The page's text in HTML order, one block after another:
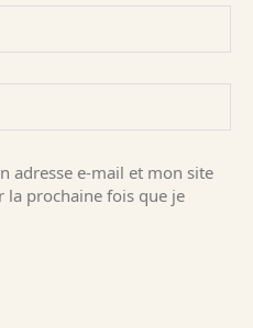
adresse e-mail et mon site
la prochaine fois que je